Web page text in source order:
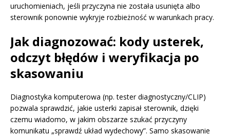
uruchomieniach, jeśli przyczyna nie została usunięta albo
sterownik ponownie wykryje rozbieżność w warunkach pracy.
Jak diagnozować: kody usterek,
odczyt błędów i weryfikacja po
skasowaniu
Diagnostyka komputerowa (np. tester diagnostyczny/CLIP)
pozwala sprawdzić, jakie usterki zapisał sterownik, dzięki
czemu wiadomo, w jakim obszarze szukać przyczyny
komunikatu „sprawdź układ wydechowy”. Samo skasowanie